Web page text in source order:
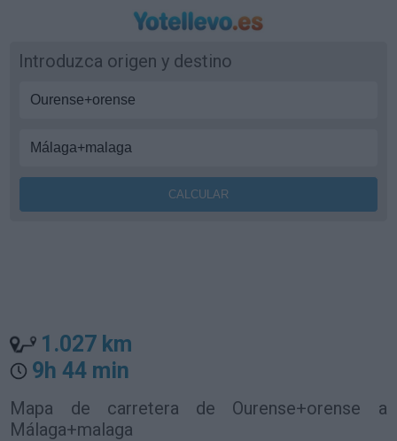
Introduzca origen y destino
1.027 km
9h 44 min
Mapa de carretera de Ourense+orense a
Málaga+malaga